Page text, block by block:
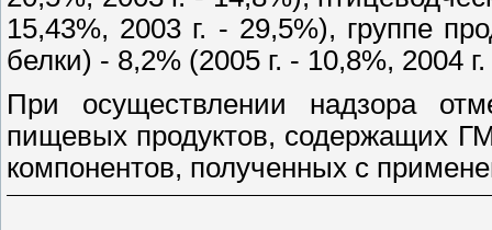
15,43%, 2003 г. - 29,5%), группе
белки) - 8,2% (2005 г. - 10,8%, 2004 г.
При осуществлении надзора
пищевых продуктов, содержащих
компонентов, полученных с